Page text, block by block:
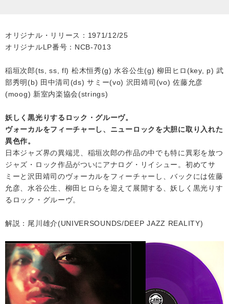
オリジナル・リリース：1971/12/25
オリジナルLP番号：NCB-7013
稲垣次郎(ts, ss, fl) 松木恒秀(g) 水谷公生(g) 柳田ヒロ(key, p) 武
部秀明(b) 田中清司(ds) サミー(vo) 沢田靖司(vo) 佐藤允彦
(moog) 新室内楽協会(strings)
妖しく黒光りするロック・グルーヴ。
ヴォーカルをフィーチャーし、ニューロックを大胆に取り入れた
異色作。
日本ジャズ界の異端児、稲垣次郎の作品の中でも特に異彩を放つ
ジャズ・ロック作品がついにアナログ・リイシュー。初めてサ
ミーと沢田靖司のヴォーカルをフィーチャーし、バックには佐藤
允彦、水谷公生、柳田ヒロらを迎えて展開する、妖しく黒光りす
るロック・グルーヴ。
解説：尾川雄介(UNIVERSOUNDS/DEEP JAZZ REALITY)